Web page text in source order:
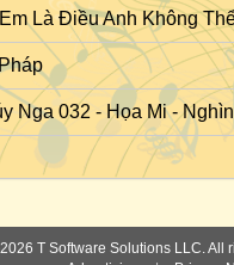
Là Điều Anh Không
Nga 032 - Họa Mi -
T Software Solutions LLC. All